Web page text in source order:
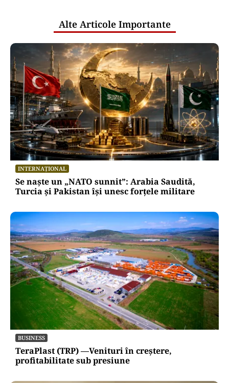
Alte Articole Importante
INTERNAȚIONAL
Se naște un „NATO sunnit”: Arabia Saudită,
Turcia și Pakistan își unesc forțele militare
BUSINESS
TeraPlast (TRP) —Venituri în creștere,
profitabilitate sub presiune